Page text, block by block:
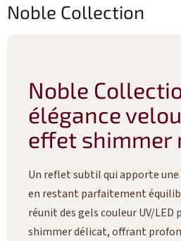
Noble Collection
Noble
élégance
effet shimmer
Un reflet subtil qui apporte
en restant parfaitement
réunit des gels couleur UV/LED
shimmer délicat, offrant